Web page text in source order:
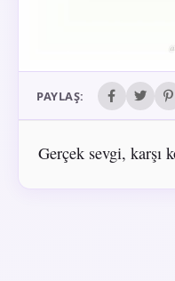
PAYLAŞ:
Gerçek sevgi, karşı